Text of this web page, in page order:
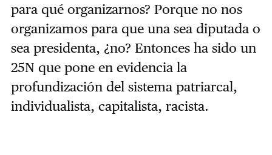
para qué organizarnos? Porque no nos
organizamos para que una sea diputada o
sea presidenta, ¿no? Entonces ha sido un
25N que pone en evidencia la
profundización del sistema patriarcal,
individualista, capitalista, racista.